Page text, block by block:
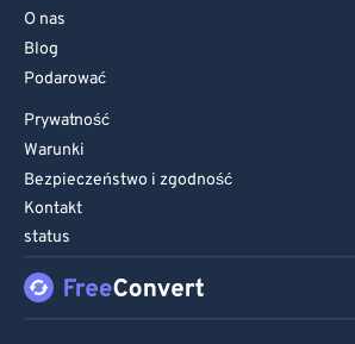
O nas
Blog
Podarować
Prywatność
Warunki
Bezpieczeństwo i zgodność
Kontakt
status